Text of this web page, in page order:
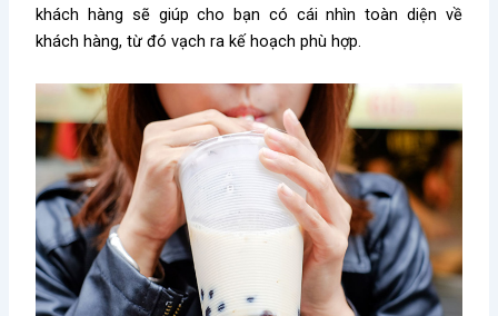
khách hàng sẽ giúp cho bạn có cái nhìn toàn diện về
khách hàng, từ đó vạch ra kế hoạch phù hợp.